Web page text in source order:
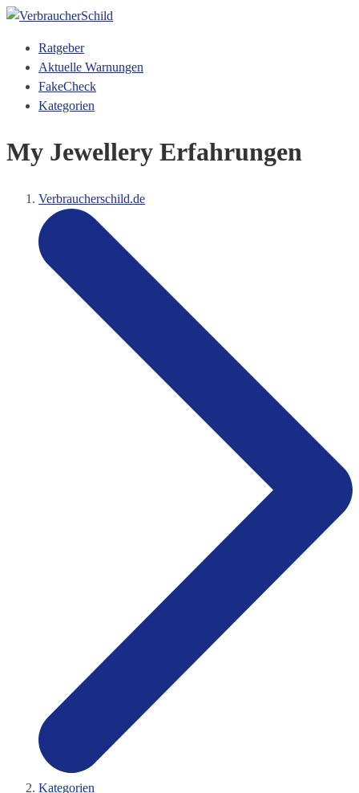
Ratgeber
Aktuelle Warnungen
FakeCheck
Kategorien
My Jewellery Erfahrungen
Verbraucherschild.de
Kategorien